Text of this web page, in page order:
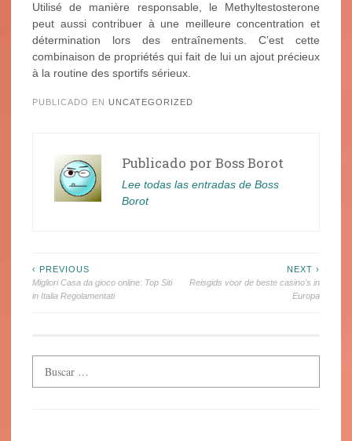
Utilisé de manière responsable, le Methyltestosterone
peut aussi contribuer à une meilleure concentration et
détermination lors des entraînements. C’est cette
combinaison de propriétés qui fait de lui un ajout précieux
à la routine des sportifs sérieux.
PUBLICADO EN UNCATEGORIZED
Publicado por Boss Borot
Lee todas las entradas de Boss
Borot
Navegación
de
‹ PREVIOUS
Migliori Casa da gioco online: Top Siti
in Italia Regolamentati
NEXT ›
Reisgids voor de beste casino's in
Europa